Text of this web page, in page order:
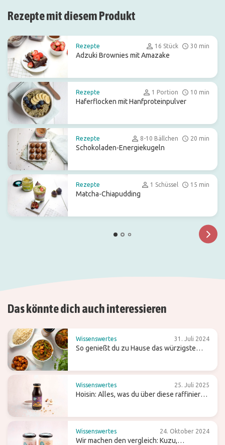
Rezepte mit diesem Produkt
Rezepte 16 Stück 30 min
Adzuki Brownies mit Amazake
Rezepte 1 Portion 10 min
Haferflocken mit Hanfproteinpulver
Rezepte 8-10 Bällchen 20 min
Schokoladen-Energiekugeln
Rezepte 1 Schüssel 15 min
Matcha-Chiapudding
Das könnte dich auch interessieren
Wissenswertes 31. Juli 2024
So genießt du zu Hause das würzigste
Wissenswertes 25. Juli 2025
Hoisin: Alles, was du über diese raffiniert
Wissenswertes 24. Oktober 2024
Wir machen den vergleich: Kuzu,